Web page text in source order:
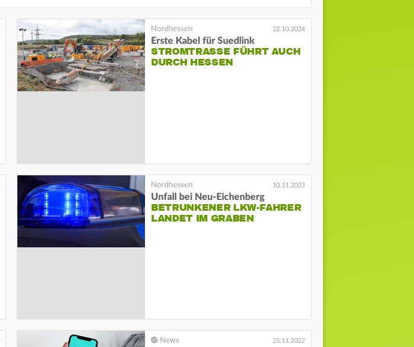
22.10.2024
Erste Kabel für Suedlink
STROMTRASSE FÜHRT AUCH
DURCH HESSEN
10.11.2023
Unfall bei Neu-Eichenberg
BETRUNKENER LKW-FAHRER
LANDET IM GRABEN
25.11.2022